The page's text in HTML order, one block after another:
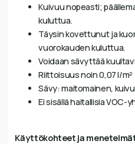
Kuivuu nopeasti;
kuluttua.
Täysin kovettunut ja
vuorokauden kuluttua.
Voidaan sävyttää
Riittoisuus noin 0,07 l/
Sävy: maitomainen,
Ei sisällä haitallisia VOC-
Käyttökohteet ja